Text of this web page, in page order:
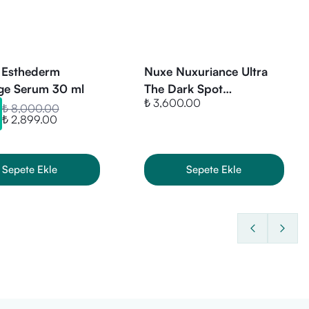
8 ve diğer bitkisel içerikler.
Serum 30 ml
₺ 8,000.00
₺ 2,899.00
Sepete Ekle
Nuxe Nuxuriance Ultra
The Dark Spot
Correcting Serum 30 ml
₺ 3,600.00
Sepete Ekle